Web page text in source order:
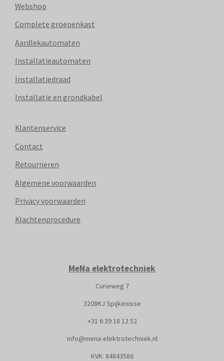
Webshop
Complete groepenkast
Aardlekautomaten
Installatieautomaten
Installatiedraad
Installatie en grondkabel
Klantenservice
Contact
Retourneren
Algemene voorwaarden
Privacy voorwaarden
Klachtenprocedure
MeNa elektrotechniek
Curieweg 7
3208KJ Spijkenisse
+31 6 39 18 12 52
info@mena-elektrotechniek.nl
KVK: 84843586